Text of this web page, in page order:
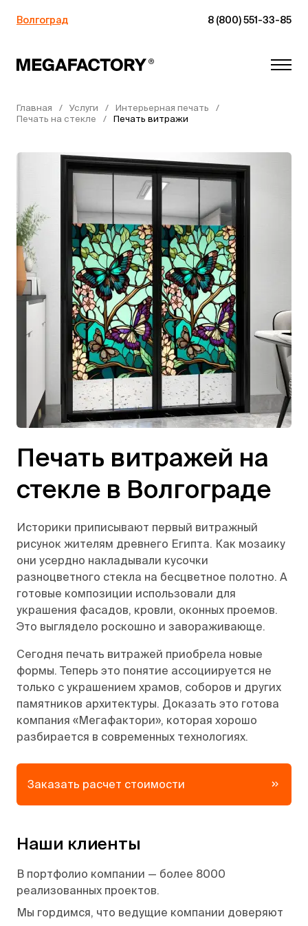
Волгоград 8 (800) 551-33-85
Главная Услуги
Интерьерная печать
Печать на стекле
Печать витражи
Печать витражей на
стекле в Волгограде
Историки приписывают первый витражный
рисунок жителям древнего Египта. Как мозаику
они усердно накладывали кусочки
разноцветного стекла на бесцветное полотно. А
готовые композиции использовали для
украшения фасадов, кровли, оконных проемов.
Это выглядело роскошно и завораживающе.
Сегодня печать витражей приобрела новые
формы. Теперь это понятие ассоциируется не
только с украшением храмов, соборов и других
памятников архитектуры. Доказать это готова
компания «Мегафактори», которая хорошо
разбирается в современных технологиях.
Заказать расчет стоимости
Наши клиенты
В портфолио компании — более 8000
реализованных проектов.
Мы гордимся, что ведущие компании доверяют